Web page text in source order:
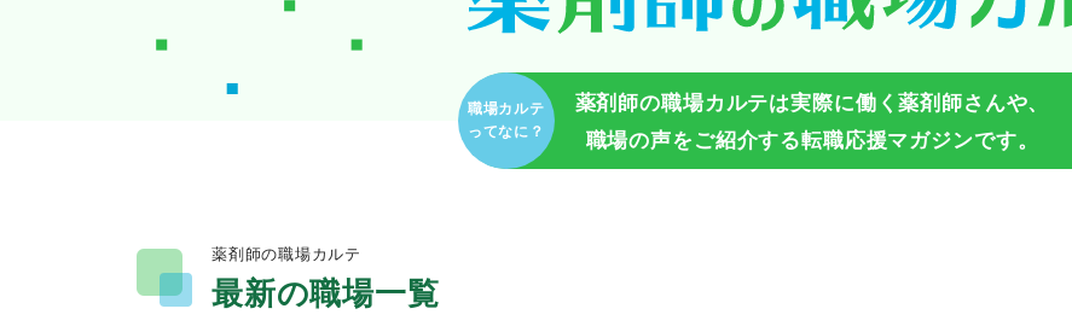
職場カルテ
ってなに？
薬剤師の職場カルテは実際に働く薬剤師さんや、
職場の声をご紹介する転職応援マガジンです。
薬剤師の職場カルテ
最新の職場一覧